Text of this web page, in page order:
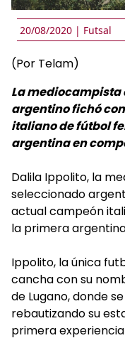
20/08/2020 | Futsal
(Por Telam)
La mediocampista
argentino fichó
italiano de fútbol
argentina en
Dalila Ippolito, la
seleccionado
actual campeón
la primera
Ippolito, la única
cancha con su
de Lugano, donde
rebautizando su
primera